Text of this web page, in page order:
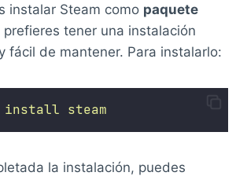
instalar Steam como paquete
prefieres tener una instalación
fácil de mantener. Para instalarlo:
install steam
la instalación, puedes